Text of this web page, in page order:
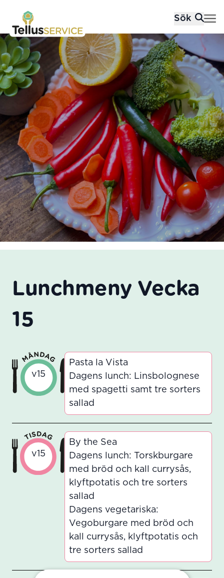
Hoppa till innehåll
Tellusfood Sök
Lunchmeny Vecka
15
v15
Pasta la Vista
Dagens lunch: Linsbolognese
med spagetti samt tre sorters
sallad
v15
By the Sea
Dagens lunch: Torskburgare
med bröd och kall currysås,
klyftpotatis och tre sorters
sallad
Dagens vegetariska:
Vegoburgare med bröd och
kall currysås, klyftpotatis och
tre sorters sallad